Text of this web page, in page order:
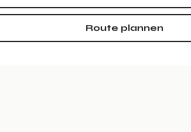
Route plannen